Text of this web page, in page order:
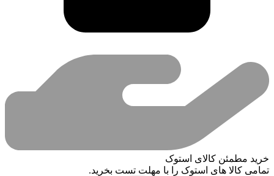
خرید مطمئن کالای استوک
تمامی کالا های استوک را با مهلت تست بخرید.